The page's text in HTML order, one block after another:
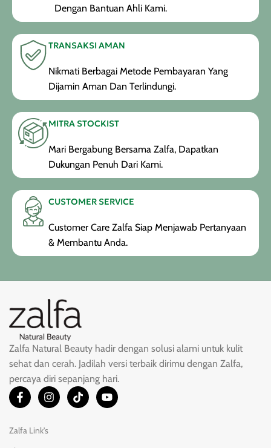
Dengan Bantuan Ahli Kami.
TRANSAKSI AMAN
Nikmati Berbagai Metode Pembayaran Yang
Dijamin Aman Dan Terlindungi.
MITRA STOCKIST
Mari Bergabung Bersama Zalfa, Dapatkan
Dukungan Penuh Dari Kami.
CUSTOMER SERVICE
Customer Care Zalfa Siap Menjawab Pertanyaan
& Membantu Anda.
Zalfa Natural Beauty hadir dengan solusi alami untuk kulit
sehat dan cerah. Jadilah versi terbaik dirimu dengan Zalfa,
percaya diri sepanjang hari.
Zalfa Link's